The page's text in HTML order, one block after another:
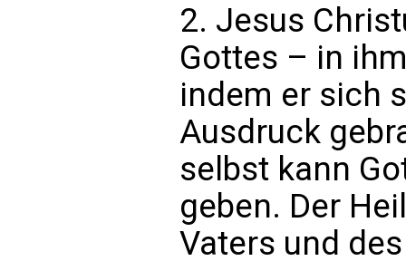
2. Jesus
Gottes – in
indem er sich
Ausdruck
selbst kann
geben. Der
Vaters und